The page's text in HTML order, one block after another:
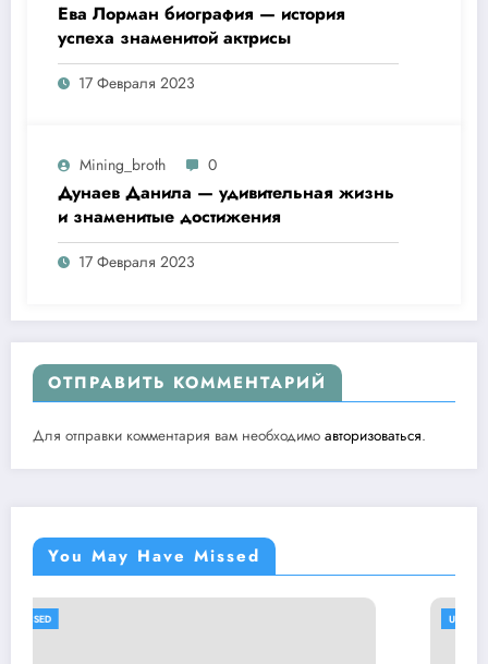
Ева Лорман биография — история
успеха знаменитой актрисы
17 Февраля 2023
Mining_broth 0
Дунаев Данила — удивительная жизнь
и знаменитые достижения
17 Февраля 2023
ОТПРАВИТЬ КОММЕНТАРИЙ
Для отправки комментария вам необходимо авторизоваться.
You May Have Missed